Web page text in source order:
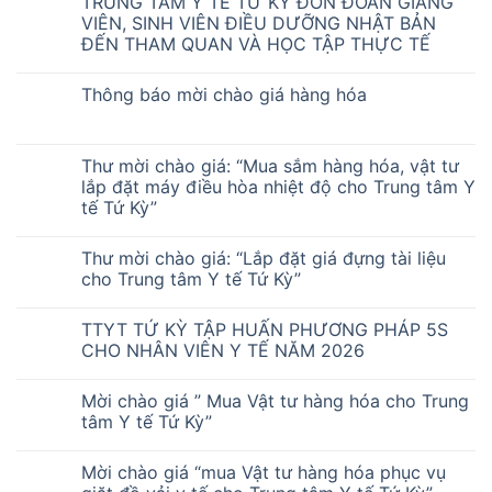
VIÊN, SINH VIÊN ĐIỀU DƯỠNG NHẬT BẢN
ĐẾN THAM QUAN VÀ HỌC TẬP THỰC TẾ
Thông báo mời chào giá hàng hóa
Thư mời chào giá: “Mua sắm hàng hóa, vật tư
lắp đặt máy điều hòa nhiệt độ cho Trung tâm Y
tế Tứ Kỳ”
Thư mời chào giá: “Lắp đặt giá đựng tài liệu
cho Trung tâm Y tế Tứ Kỳ”
TTYT TỨ KỲ TẬP HUẤN PHƯƠNG PHÁP 5S
CHO NHÂN VIÊN Y TẾ NĂM 2026
Mời chào giá ” Mua Vật tư hàng hóa cho Trung
tâm Y tế Tứ Kỳ”
Mời chào giá “mua Vật tư hàng hóa phục vụ